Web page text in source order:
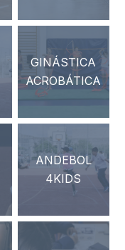
GINÁSTICA
ACROBÁTICA
ANDEBOL
4KIDS